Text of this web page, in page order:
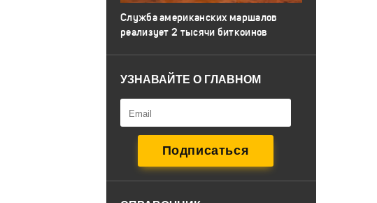
Служба американских маршалов
реализует 2 тысячи биткоинов
УЗНАВАЙТЕ О ГЛАВНОМ